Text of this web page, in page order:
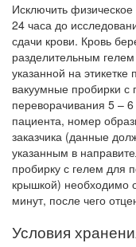
Исключить
24 часа до
сдачи крови. Кровь
разделительным
указанной на
вакуумные пробирки с
переворачивания 5 –
пациента, номер
заказчика (данные
указанным в
пробирку с гелем для
крышкой) необходимо
минут, после чего
Условия